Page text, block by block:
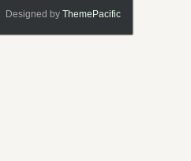
Designed by ThemePacific